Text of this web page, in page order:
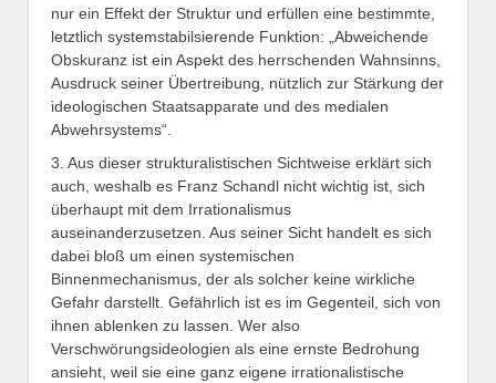
nur ein Effekt der Struktur und erfüllen eine bestimmte,
letztlich systemstabilsierende Funktion: „Abweichende
Obskuranz ist ein Aspekt des herrschenden Wahnsinns,
Ausdruck seiner Übertreibung, nützlich zur Stärkung der
ideologischen Staatsapparate und des medialen
Abwehrsystems“.
3. Aus dieser strukturalistischen Sichtweise erklärt sich
auch, weshalb es Franz Schandl nicht wichtig ist, sich
überhaupt mit dem Irrationalismus
auseinanderzusetzen. Aus seiner Sicht handelt es sich
dabei bloß um einen systemischen
Binnenmechanismus, der als solcher keine wirkliche
Gefahr darstellt. Gefährlich ist es im Gegenteil, sich von
ihnen ablenken zu lassen. Wer also
Verschwörungsideologien als eine ernste Bedrohung
ansieht, weil sie eine ganz eigene irrationalistische